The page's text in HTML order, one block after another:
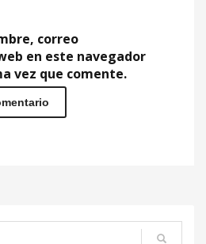
correo
en este navegador
vez que comente.